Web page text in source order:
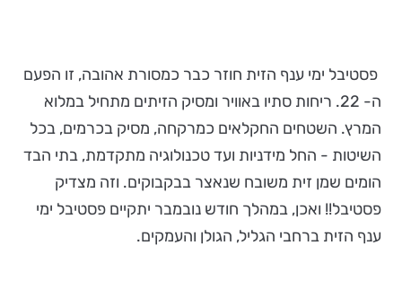
פסטיבל ימי ענף הזית חוזר כבר כמסורת אהובה, זו הפעם
ה- 22. ריחות סתיו באוויר ומסיק הזיתים מתחיל במלוא
המרץ. השטחים החקלאים כמרקחה, מסיק בכרמים, בכל
השיטות - החל מידניות ועד טכנולוגיה מתקדמת, בתי הבד
הומים שמן זית משובח שנאצר בבקבוקים. וזה מצדיק
פסטיבל!! ואכן, במהלך חודש נובמבר יתקיים פסטיבל ימי
ענף הזית ברחבי הגליל, הגולן והעמקים.